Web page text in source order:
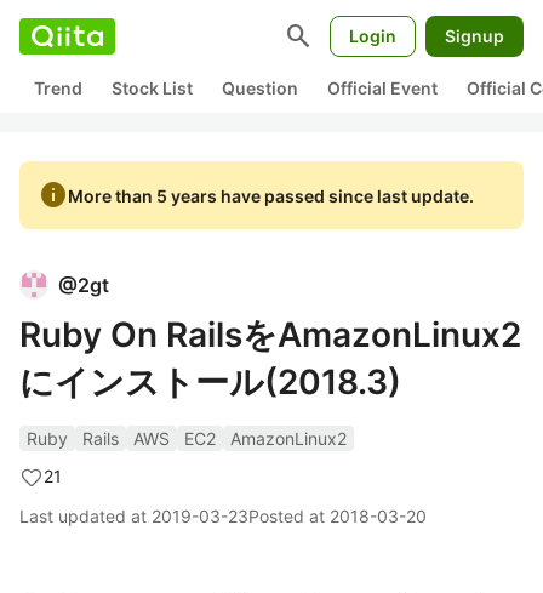
search Login Signup
Trend Stock List Question Official Event Official
infoMore than 5 years have passed since last update.
@2gt
Ruby On RailsをAmazonLinux2
にインストール(2018.3)
Ruby Rails AWS EC2
AmazonLinux2
21
Last updated at 2019-03-23Posted at 2018-03-20